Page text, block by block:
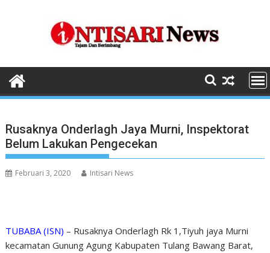
Rusaknya Onderlagh Jaya Murni, Inspektorat
Belum Lakukan Pengecekan
Februari 3, 2020 Intisari News
TUBABA (ISN) – Rusaknya Onderlagh Rk 1,Tiyuh jaya Murni
kecamatan Gunung Agung Kabupaten Tulang Bawang Barat,